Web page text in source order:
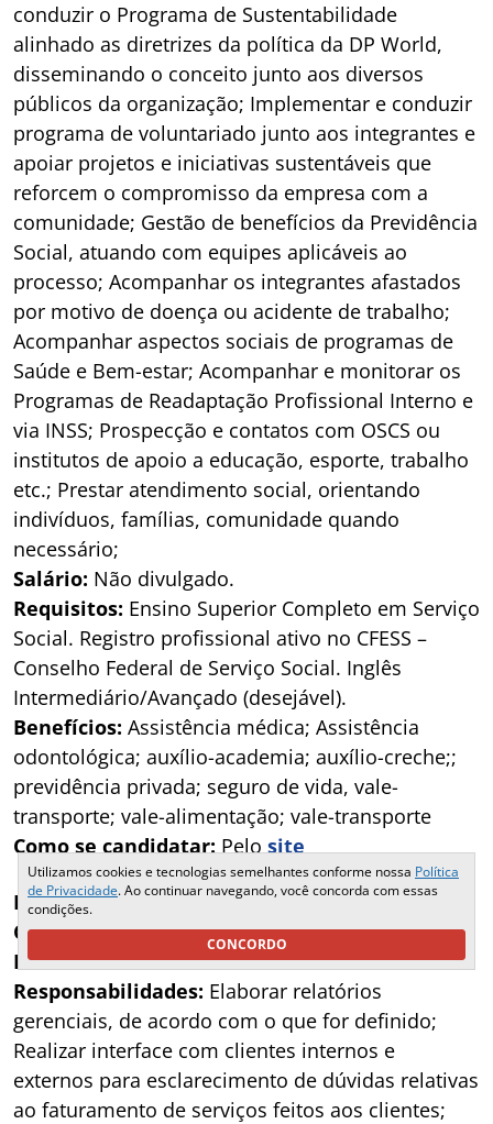
conduzir o Programa de Sustentabilidade
alinhado as diretrizes da política da DP World,
disseminando o conceito junto aos diversos
públicos da organização; Implementar e conduzir
programa de voluntariado junto aos integrantes e
apoiar projetos e iniciativas sustentáveis que
reforcem o compromisso da empresa com a
comunidade; Gestão de benefícios da Previdência
Social, atuando com equipes aplicáveis ao
processo; Acompanhar os integrantes afastados
por motivo de doença ou acidente de trabalho;
Acompanhar aspectos sociais de programas de
Saúde e Bem-estar; Acompanhar e monitorar os
Programas de Readaptação Profissional Interno e
via INSS; Prospecção e contatos com OSCS ou
institutos de apoio a educação, esporte, trabalho
etc.; Prestar atendimento social, orientando
indivíduos, famílias, comunidade quando
necessário;
Salário: Não divulgado.
Requisitos: Ensino Superior Completo em Serviço
Social. Registro profissional ativo no CFESS –
Conselho Federal de Serviço Social. Inglês
Intermediário/Avançado (desejável).
Benefícios: Assistência médica; Assistência
odontológica; auxílio-academia; auxílio-creche;;
previdência privada; seguro de vida, vale-
transporte; vale-alimentação; vale-transporte
Como se candidatar:Pelosite
Empresa: DP World
Cargo:Analista de Faturamento PL
Local de trabalho:Santos - SP
Responsabilidades: Elaborar relatórios
gerenciais, de acordo com o que for definido;
Realizar interface com clientes internos e
externos para esclarecimento de dúvidas relativas
ao faturamento de serviços feitos aos clientes;
Utilizamos cookies e tecnologias semelhantes conforme nossa Política
de Privacidade. Ao continuar navegando, você concorda com essas
condições.
CONCORDO